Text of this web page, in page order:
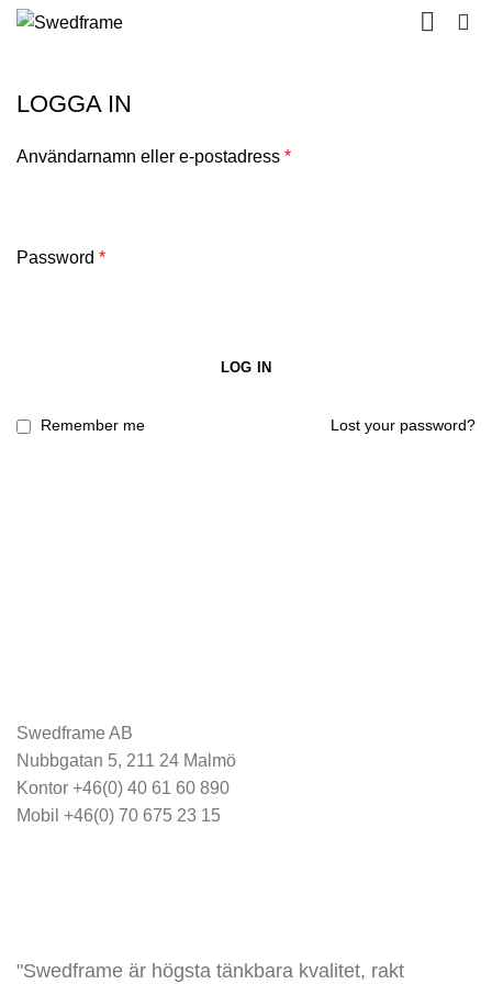
LOGGA IN
Användarnamn eller e-postadress *
Password *
LOG IN
Lost your password?
Remember me
Swedframe AB
Nubbgatan 5, 211 24 Malmö
Kontor +46(0) 40 61 60 890
Mobil +46(0) 70 675 23 15
"Swedframe är högsta tänkbara kvalitet, rakt